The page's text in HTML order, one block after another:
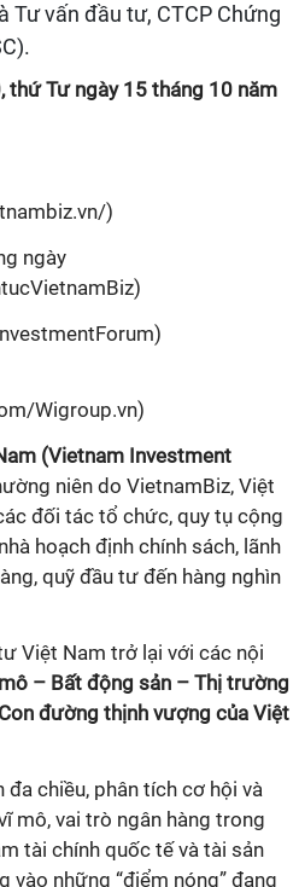
Tư vấn đầu tư, CTCP Chứng
thứ Tư ngày 15 tháng 10 năm
)
ngày
Wigroup.vn)
(Vietnam Investment
niên do VietnamBiz, Việt
đối tác tổ chức, quy tụ cộng
hoạch định chính sách, lãnh
quỹ đầu tư đến hàng nghìn
Việt Nam trở lại với các nội
– Bất động sản – Thị trường
đường thịnh vượng của Việt
chiều, phân tích cơ hội và
mô, vai trò ngân hàng trong
tài chính quốc tế và tài sản
vào những “điểm nóng” đang